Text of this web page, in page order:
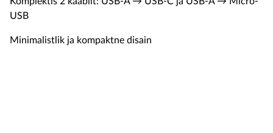
USB
Minimalistlik ja kompaktne disain